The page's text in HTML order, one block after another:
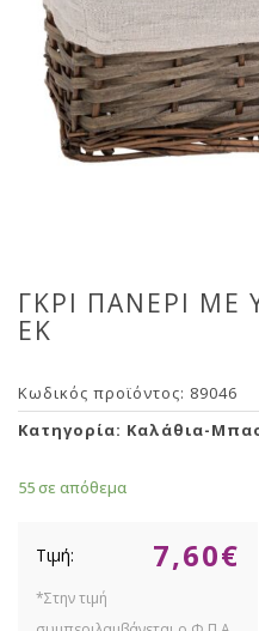
ΓΚΡΙ ΠΑΝΕΡΙ ΜΕ
ΕΚ
Κωδικός προϊόντος: 89046
Κατηγορία: Καλάθια-
55 σε απόθεμα
7,60€